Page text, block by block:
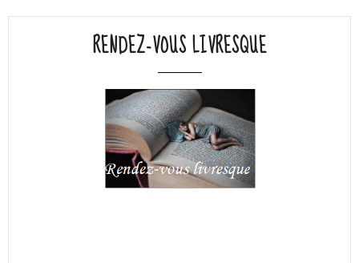
RENDEZ-VOUS LIVRESQUE